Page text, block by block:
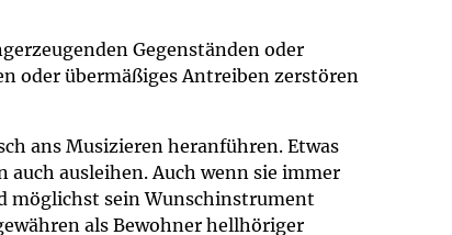
Gegenständen oder
oder übermäßiges Antreiben zerstören
ans Musizieren heranführen. Etwas
ausleihen. Auch wenn sie immer
möglichst sein Wunschinstrument
als Bewohner hellhöriger